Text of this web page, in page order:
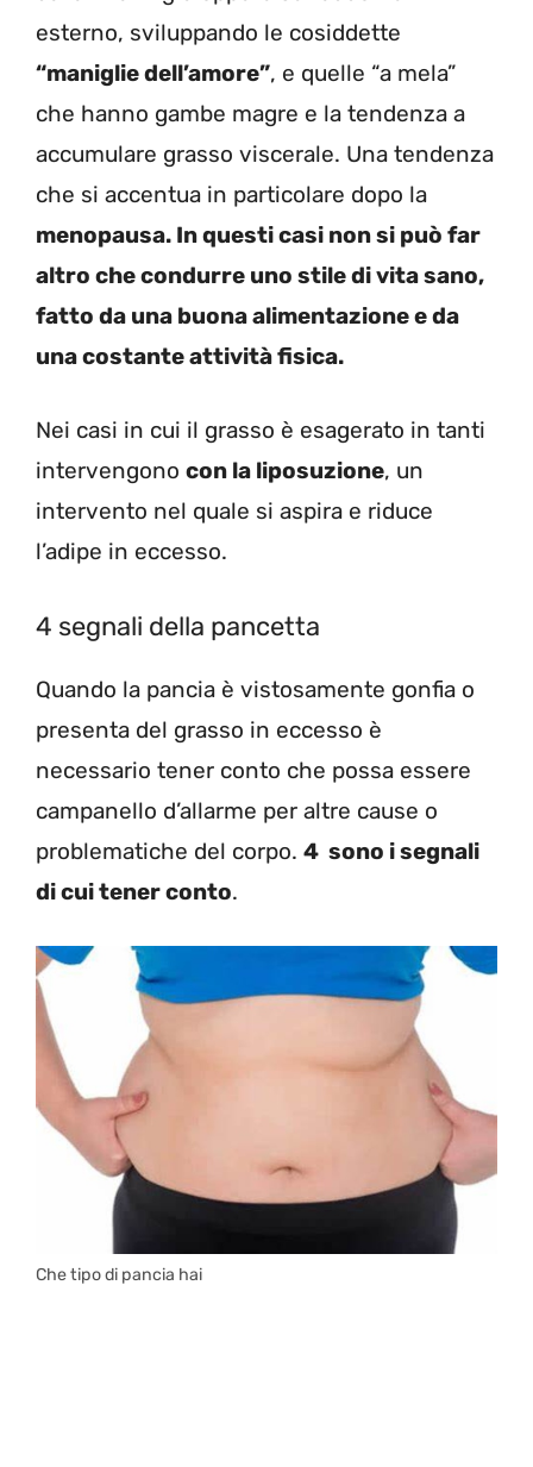
esterno, sviluppando le cosiddette
“maniglie dell’amore”, e quelle “a mela”
che hanno gambe magre e la tendenza a
accumulare grasso viscerale. Una tendenza
che si accentua in particolare dopo la
menopausa. In questi casi non si può far
altro che condurre uno stile di vita sano,
fatto da una buona alimentazione e da
una costante attività fisica.
Nei casi in cui il grasso è esagerato in tanti
intervengono con la liposuzione, un
intervento nel quale si aspira e riduce
l’adipe in eccesso.
4 segnali della pancetta
Quando la pancia è vistosamente gonfia o
presenta del grasso in eccesso è
necessario tener conto che possa essere
campanello d’allarme per altre cause o
problematiche del corpo. 4 sono i segnali
di cui tener conto.
Che tipo di pancia hai